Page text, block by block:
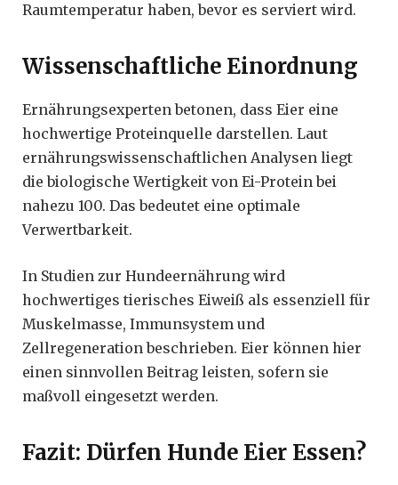
Raumtemperatur haben, bevor es serviert wird.
Wissenschaftliche Einordnung
Ernährungsexperten betonen, dass Eier eine
hochwertige Proteinquelle darstellen. Laut
ernährungswissenschaftlichen Analysen liegt
die biologische Wertigkeit von Ei-Protein bei
nahezu 100. Das bedeutet eine optimale
Verwertbarkeit.
In Studien zur Hundeernährung wird
hochwertiges tierisches Eiweiß als essenziell für
Muskelmasse, Immunsystem und
Zellregeneration beschrieben. Eier können hier
einen sinnvollen Beitrag leisten, sofern sie
maßvoll eingesetzt werden.
Fazit: Dürfen Hunde Eier Essen?